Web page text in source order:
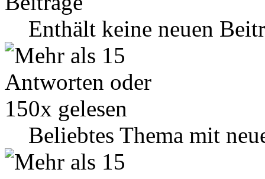
Enthält keine neuen
Beliebtes Thema mit